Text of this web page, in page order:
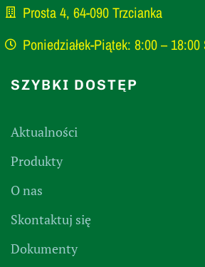
Prosta 4, 64-090 Trzcianka
Poniedziałek-Piątek: 8:00 –
SZYBKI DOSTĘP
Aktualności
Produkty
O nas
Skontaktuj się
Dokumenty